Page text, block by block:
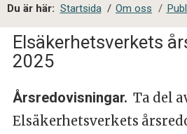
a
l
s
i
t
e
s
ö
Du är här: Startsida / Om oss /
Elsäkerhetsverkets
2025
Årsredovisningar. Ta del
Elsäkerhetsverkets